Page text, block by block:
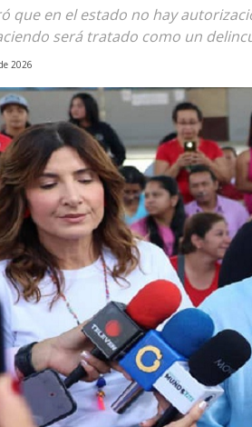
que en el estado no hay
será tratado como un
2026